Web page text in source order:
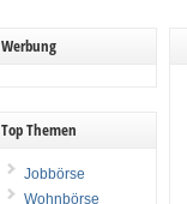
Werbung
Top Themen
Jobbörse
Wohnbörse